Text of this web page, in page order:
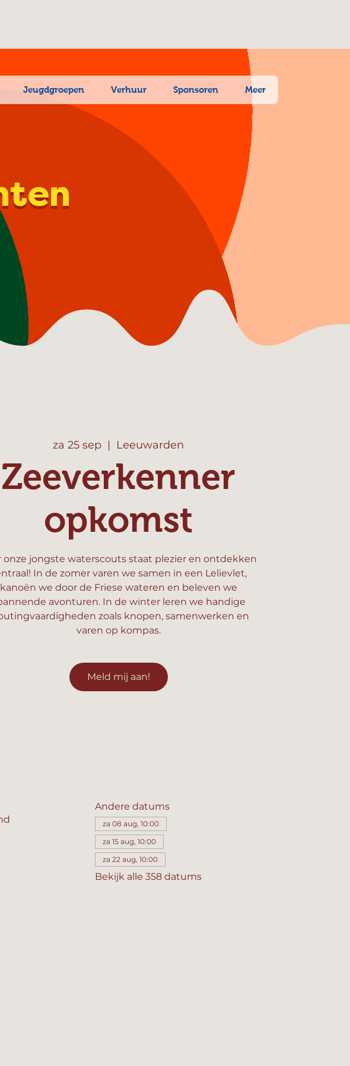
Jeugdgroepen Verhuur Sponsoren Meer
za 25 sep
  |
Leeuwarden
Zeeverkenner
opkomst
onze jongste waterscouts staat plezier en ontdekken
In de zomer varen we samen in een Lelievlet,
kanoën we door de Friese wateren en beleven we
avonturen. In de winter leren we handige
zoals knopen, samenwerken en
varen op kompas.
Meld mij aan!
Andere datums
za 08 aug, 10:00
za 15 aug, 10:00
za 22 aug, 10:00
Bekijk alle 358 datums